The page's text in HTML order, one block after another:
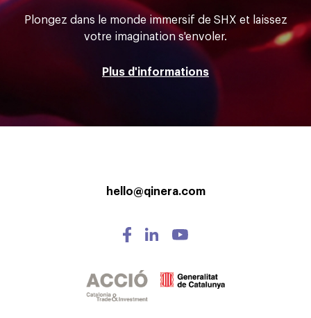
Plongez dans le monde immersif de SHX et laissez
votre imagination s'envoler.
Plus d'informations
hello@qinera.com